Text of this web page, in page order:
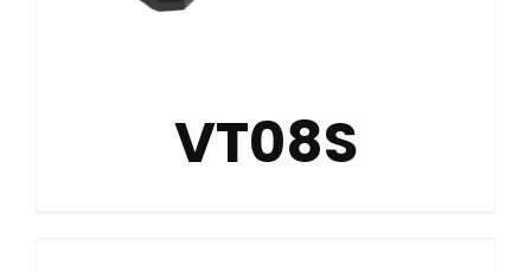
VT08S